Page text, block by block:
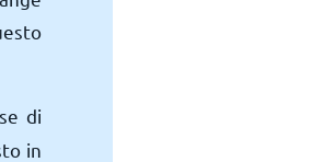
di
in